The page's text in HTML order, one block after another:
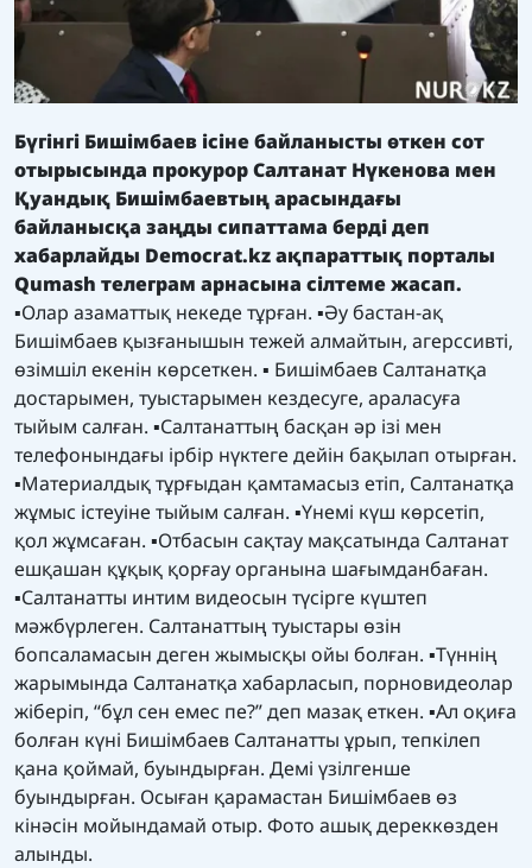
Бүгінгі Бишімбаев ісіне байланысты өткен сот
отырысында прокурор Салтанат Нүкенова мен
Қуандық Бишімбаевтың арасындағы
байланысқа заңды сипаттама берді деп
хабарлайды Democrat.kzақпараттық порталы
Qumash телеграм арнасына сілтеме жасап.
▪️Олар азаматтық некеде тұрған. ▪️Әу бастан-ақ
Бишімбаев қызғанышын тежей алмайтын, агерссивті,
өзімшіл екенін көрсеткен. ▪️ Бишімбаев Салтанатқа
достарымен, туыстарымен кездесуге, араласуға
тыйым салған. ▪️Салтанаттың басқан әр ізі мен
телефонындағы ірбір нүктеге дейін бақылап отырған.
▪️Материалдық тұрғыдан қамтамасыз етіп, Салтанатқа
жұмыс істеуіне тыйым салған. ▪️Үнемі күш көрсетіп,
қол жұмсаған. ▪️Отбасын сақтау мақсатында Салтанат
ешқашан құқық қорғау органына шағымданбаған.
▪️Салтанатты интим видеосын түсірге күштеп
мәжбүрлеген. Салтанаттың туыстары өзін
бопсаламасын деген жымысқы ойы болған. ▪️Түннің
жарымында Салтанатқа хабарласып, порновидеолар
жіберіп, “бұл сен емес пе?” деп мазақ еткен. ▪️Ал оқиға
болған күні Бишімбаев Салтанатты ұрып, тепкілеп
қана қоймай, буындырған. Демі үзілгенше
буындырған. Осыған қарамастан Бишімбаев өз
кінәсін мойындамай отыр. Фото ашық дереккөзден
алынды.